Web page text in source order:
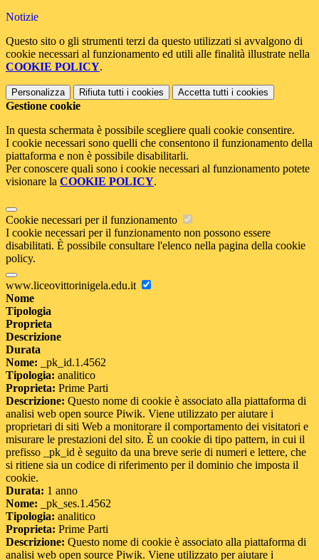
Notizie
Questo sito o gli strumenti terzi da questo utilizzati si avvalgono di
cookie necessari al funzionamento ed utili alle finalità illustrate nella
COOKIE POLICY.
Personalizza Rifiuta tutti i cookies Accetta tutti i cookies
Gestione cookie
In questa schermata è possibile scegliere quali cookie consentire.
I cookie necessari sono quelli che consentono il funzionamento della
piattaforma e non è possibile disabilitarli.
Per conoscere quali sono i cookie necessari al funzionamento potete
visionare la COOKIE POLICY.
Cookie necessari per il funzionamento
I cookie necessari per il funzionamento non possono essere
disabilitati. È possibile consultare l'elenco nella pagina della cookie
policy.
www.liceovittorinigela.edu.it
Nome
Tipologia
Proprieta
Descrizione
Durata
Nome: _pk_id.1.4562
Tipologia: analitico
Proprieta: Prime Parti
Descrizione: Questo nome di cookie è associato alla piattaforma di
analisi web open source Piwik. Viene utilizzato per aiutare i
proprietari di siti Web a monitorare il comportamento dei visitatori e
misurare le prestazioni del sito. È un cookie di tipo pattern, in cui il
prefisso _pk_id è seguito da una breve serie di numeri e lettere, che
si ritiene sia un codice di riferimento per il dominio che imposta il
cookie.
Durata: 1 anno
Nome: _pk_ses.1.4562
Tipologia: analitico
Proprieta: Prime Parti
Descrizione: Questo nome di cookie è associato alla piattaforma di
analisi web open source Piwik. Viene utilizzato per aiutare i